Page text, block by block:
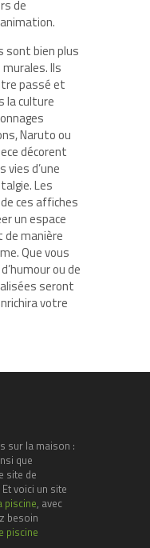
de
sont bien plus
Ils
passé et
la culture
Naruto ou
décorent
vies d’une
Les
ces affiches
un espace
de manière
Que vous
ou de
seront
votre
sur la maison :
que
site de
Et voici un site
piscine, avec
besoin
piscine